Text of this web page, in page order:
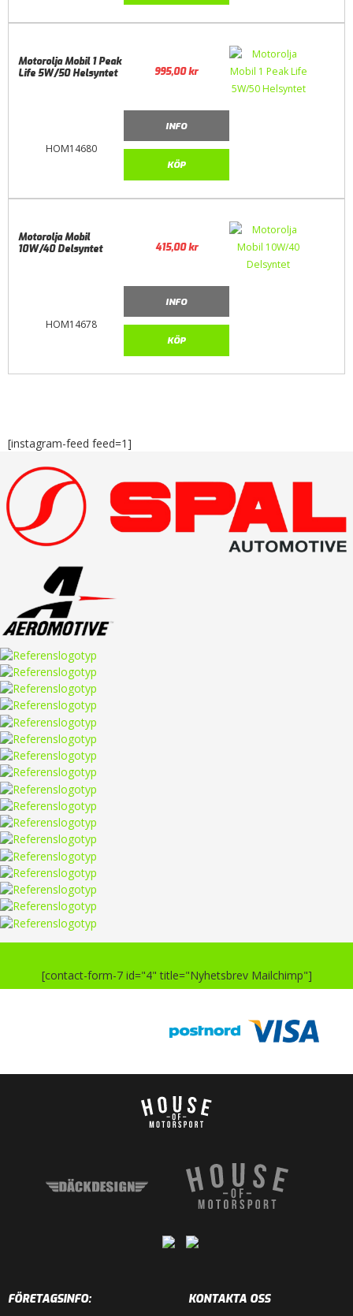
HOM14680
Motorolja Mobil 1 Peak
Life 5W/50 Helsyntet
995,00kr
INFO
KÖP
HOM14678
Motorolja Mobil
10W/40 Delsyntet
415,00kr
INFO
KÖP
[instagram-feed feed=1]
[contact-form-7 id="4" title="Nyhetsbrev Mailchimp"]
FÖRETAGSINFO: KONTAKTA OSS